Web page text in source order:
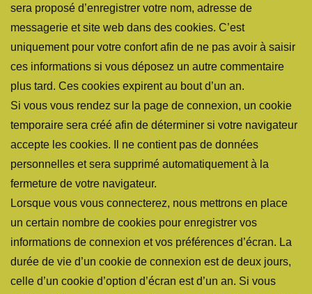
sera proposé d’enregistrer votre nom, adresse de
messagerie et site web dans des cookies. C’est
uniquement pour votre confort afin de ne pas avoir à saisir
ces informations si vous déposez un autre commentaire
plus tard. Ces cookies expirent au bout d’un an.
Si vous vous rendez sur la page de connexion, un cookie
temporaire sera créé afin de déterminer si votre navigateur
accepte les cookies. Il ne contient pas de données
personnelles et sera supprimé automatiquement à la
fermeture de votre navigateur.
Lorsque vous vous connecterez, nous mettrons en place
un certain nombre de cookies pour enregistrer vos
informations de connexion et vos préférences d’écran. La
durée de vie d’un cookie de connexion est de deux jours,
celle d’un cookie d’option d’écran est d’un an. Si vous